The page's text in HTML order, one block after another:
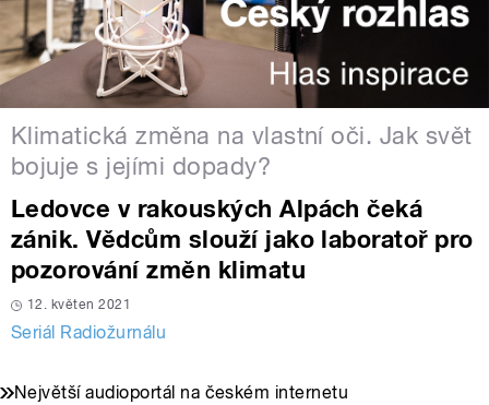
Klimatická změna na vlastní oči. Jak svět
bojuje s jejími dopady?
Ledovce v rakouských Alpách čeká
zánik. Vědcům slouží jako laboratoř pro
pozorování změn klimatu
12. květen 2021
Seriál Radiožurnálu
Největší audioportál na českém internetu